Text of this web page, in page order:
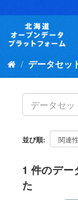
キ
データセッ
並び順
1 件のデー
た